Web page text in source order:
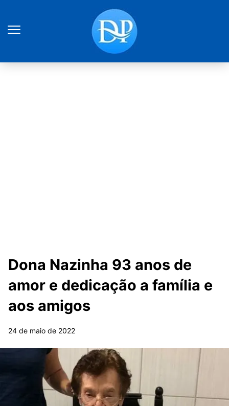
Dona Nazinha 93 anos de
amor e dedicação a família e
aos amigos
24 de maio de 2022